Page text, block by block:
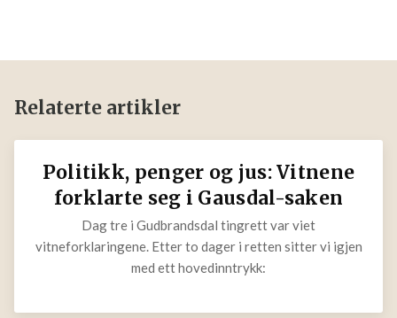
Relaterte artikler
Politikk, penger og jus: Vitnene
forklarte seg i Gausdal-saken
Dag tre i Gudbrandsdal tingrett var viet
vitneforklaringene. Etter to dager i retten sitter vi igjen
med ett hovedinntrykk: